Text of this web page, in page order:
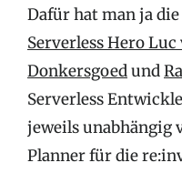
Dafür hat man ja
Serverless Hero Luc
Donkersgoedund
Serverless
jeweils unabhängig
Planner für die